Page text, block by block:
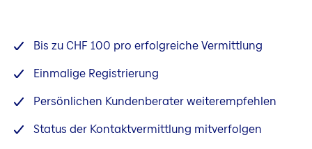
Bis zu CHF 100 pro erfolgreiche Vermittlung
Einmalige Registrierung
Persönlichen Kundenberater weiterempfehlen
Status der Kontaktvermittlung mitverfolgen